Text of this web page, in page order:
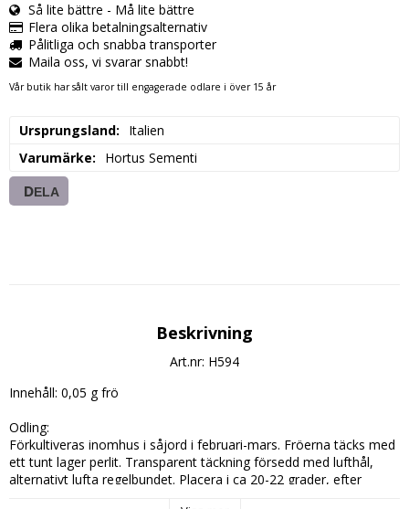
Så lite bättre - Må lite bättre
Flera olika betalningsalternativ
Pålitliga och snabba transporter
Maila oss, vi svarar snabbt!
Vår butik har sålt varor till engagerade odlare i över 15 år
Ursprungsland
Italien
Varumärke
Hortus Sementi
DELA
Beskrivning
Art.nr: H594
Innehåll: 0,05 g frö
Odling:
Förkultiveras inomhus i såjord i februari-mars. Fröerna täcks med
ett tunt lager perlit. Transparent täckning försedd med lufthål,
alternativt lufta regelbundet. Placera i ca 20-22 grader, efter